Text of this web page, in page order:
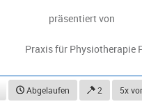
präsentiert von
Praxis für Physiotherapie
Abgelaufen 2 5x